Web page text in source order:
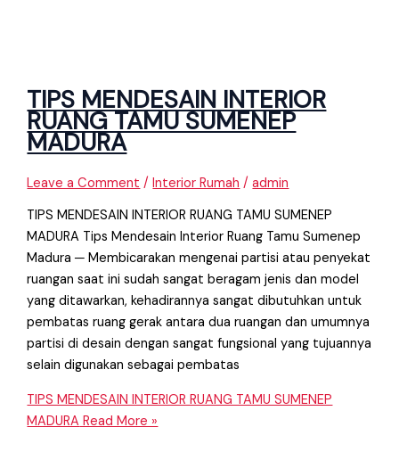
TIPS MENDESAIN INTERIOR
RUANG TAMU SUMENEP
MADURA
Leave a Comment /Interior Rumah /admin
TIPS MENDESAIN INTERIOR RUANG TAMU SUMENEP
MADURA Tips Mendesain Interior Ruang Tamu Sumenep
Madura ─ Membicarakan mengenai partisi atau penyekat
ruangan saat ini sudah sangat beragam jenis dan model
yang ditawarkan, kehadirannya sangat dibutuhkan untuk
pembatas ruang gerak antara dua ruangan dan umumnya
partisi di desain dengan sangat fungsional yang tujuannya
selain digunakan sebagai pembatas
TIPS MENDESAIN INTERIOR RUANG TAMU SUMENEP
MADURA Read More »